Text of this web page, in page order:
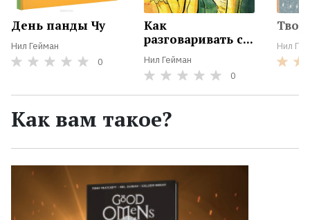
День панды Чу
Нил Гейман
0
Как
разговаривать с...
Нил Гейман
0
Нил
Как вам такое?